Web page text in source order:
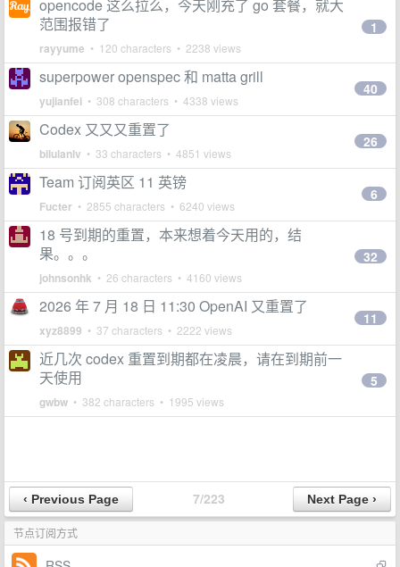
opencode 这么拉么，今天刚充了 go 套餐，就大
范围报错了
rayyume • 120 characters • 2238 views
1
superpower openspec 和 matta grill
yujianfei • 308 characters • 4338 views
40
Codex 又又又重置了
bilulanlv • 33 characters • 4851 views
26
Team 订阅英区 11 英镑
Fucter • 2855 characters • 6240 views
6
18 号到期的重置，本来想着今天用的，结
果。。。
johnsonhk • 26 characters • 4160 views
32
2026 年 7 月 18 日 11:30 OpenAI 又重置了
xyz8899 • 37 characters • 2222 views
11
近几次 codex 重置到期都在凌晨，请在到期前一
天使用
gwbw • 382 characters • 1995 views
5
7/223
节点订阅方式